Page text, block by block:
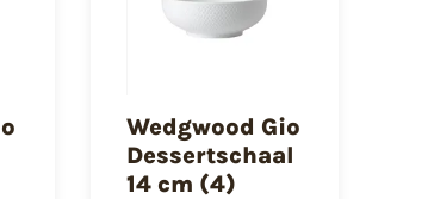
Wedgwood Gio
Dessertschaal
14 cm (4)